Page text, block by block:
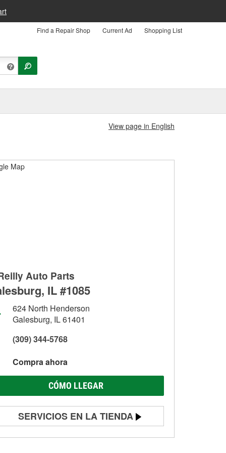
Find a Repair Shop Current Ad Shopping List
View page in English
Auto Parts
IL #1085
624 North Henderson
Galesburg, IL 61401
(309) 344-5768
Compra ahora
CÓMO LLEGAR
SERVICIOS EN LA TIENDA
Prueba de batería